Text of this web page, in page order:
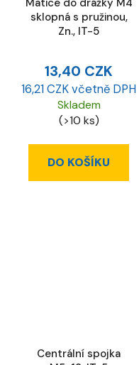
Matice do drážky M4
sklopná s pružinou,
Zn., IT-5
13,40 CZK
16,21 CZK včetně DPH
Skladem
(>10 ks)
DO KOŠÍKU
Centrální spojka